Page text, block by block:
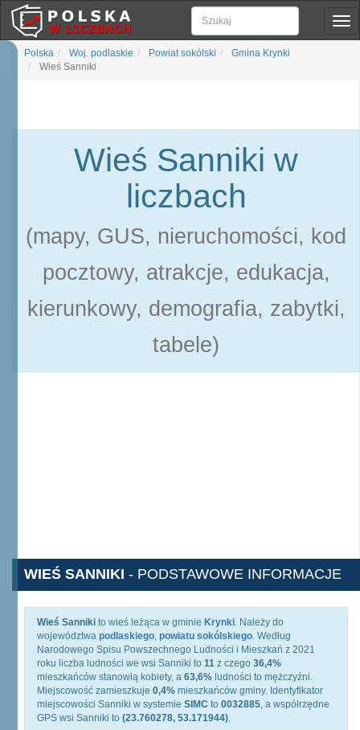
Polska Woj. podlaskie Powiat sokólski
Gmina Krynki
Wieś Sanniki
Wieś Sanniki w
liczbach
(mapy, GUS, nieruchomości, kod
pocztowy, atrakcje, edukacja,
kierunkowy, demografia, zabytki,
tabele)
WIEŚ SANNIKI - PODSTAWOWE INFORMACJE
Wieś Sanniki to wieś leżąca w gminie Krynki. Należy do
województwa podlaskiego, powiatu sokólskiego. Według
Narodowego Spisu Powszechnego Ludności i Mieszkań z 2021
roku liczba ludności we wsi Sanniki to 11 z czego 36,4%
mieszkańców stanowią kobiety, a 63,6% ludności to mężczyźni.
Miejscowość zamieszkuje 0,4% mieszkańców gminy. Identyfikator
miejscowości Sanniki w systemie SIMC to 0032885, a współrzędne
GPS wsi Sanniki to (23.760278, 53.171944).